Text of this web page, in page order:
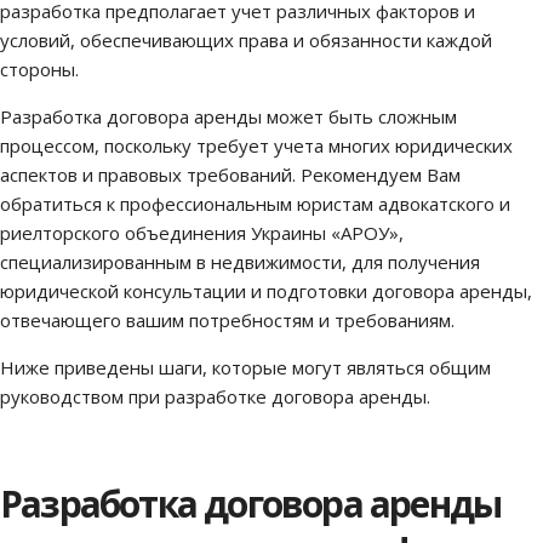
разработка предполагает учет различных факторов и
условий, обеспечивающих права и обязанности каждой
стороны.
Разработка договора аренды может быть сложным
процессом, поскольку требует учета многих юридических
аспектов и правовых требований. Рекомендуем Вам
обратиться к профессиональным юристам адвокатского и
риелторского объединения Украины «АРОУ»,
специализированным в недвижимости, для получения
юридической консультации и подготовки договора аренды,
отвечающего вашим потребностям и требованиям.
Ниже приведены шаги, которые могут являться общим
руководством при разработке договора аренды.
Разработка договора аренды